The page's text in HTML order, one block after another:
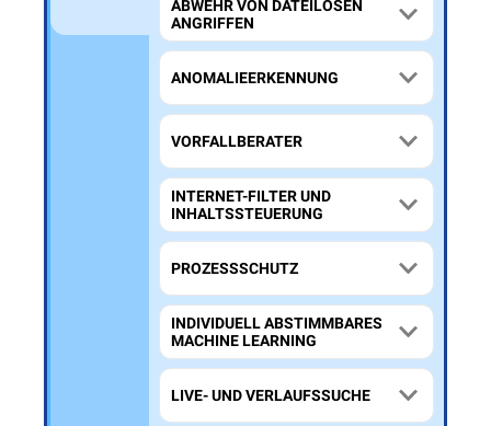
ABWEHR VON DATEILOSEN
ANGRIFFEN
ANOMALIEERKENNUNG
VORFALLBERATER
INTERNET-FILTER UND
INHALTSSTEUERUNG
PROZESSSCHUTZ
INDIVIDUELL ABSTIMMBARES
MACHINE LEARNING
LIVE- UND VERLAUFSSUCHE